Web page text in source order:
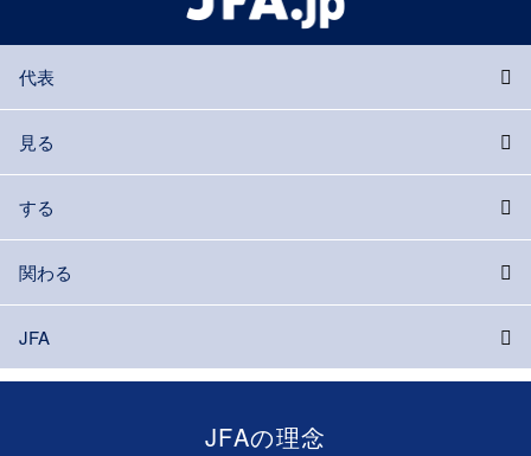
代表
見る
する
関わる
JFA
JFAの理念